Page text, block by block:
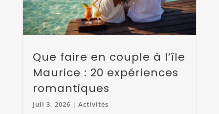
Que faire en couple à l’île
Maurice : 20 expériences
romantiques
Juil 3, 2026 | Activités